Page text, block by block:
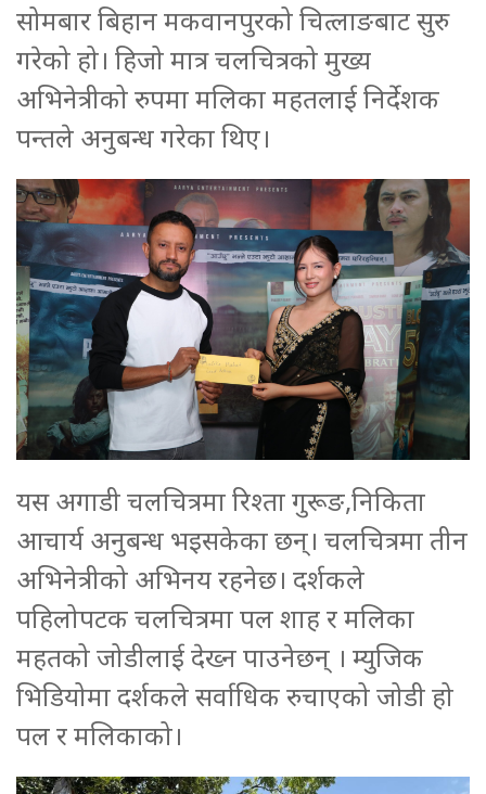
सोमबार बिहान मकवानपुरको चित्लाङबाट सुरु
गरेको हो। हिजो मात्र चलचित्रको मुख्य
अभिनेत्रीको रुपमा मलिका महतलाई निर्देशक
पन्तले अनुबन्ध गरेका थिए।
यस अगाडी चलचित्रमा रिश्ता गुरूङ,निकिता
आचार्य अनुबन्ध भइसकेका छन्। चलचित्रमा तीन
अभिनेत्रीको अभिनय रहनेछ। दर्शकले
पहिलोपटक चलचित्रमा पल शाह र मलिका
महतको जोडीलाई देख्न पाउनेछन् । म्युजिक
भिडियोमा दर्शकले सर्वाधिक रुचाएको जोडी हो
पल र मलिकाको।